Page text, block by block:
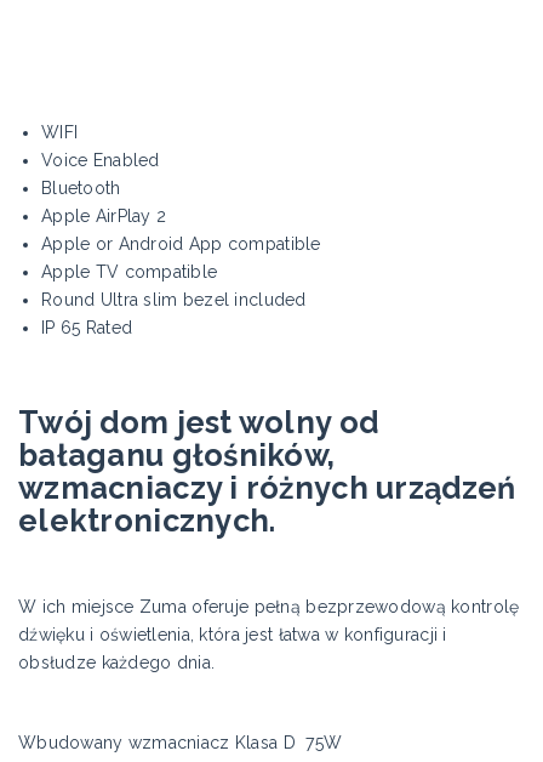
WIFI
Voice Enabled
Bluetooth
Apple AirPlay 2
Apple or Android App compatible
Apple TV compatible
Round Ultra slim bezel included
IP 65 Rated
Twój dom jest wolny od
bałaganu głośników,
wzmacniaczy i różnych urządzeń
elektronicznych.
W ich miejsce Zuma oferuje pełną bezprzewodową kontrolę
dźwięku i oświetlenia, która jest łatwa w konfiguracji i
obsłudze każdego dnia.
Wbudowany wzmacniacz Klasa D 75W